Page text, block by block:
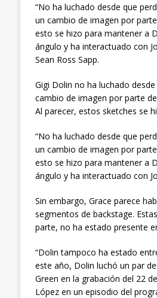
“No ha luchado desde que
un cambio de imagen por
esto se hizo para mantener a
ángulo y ha interactuado con
Sean Ross Sapp.
Gigi Dolin no ha luchado
cambio de imagen por parte
Al parecer, estos sketches se
“No ha luchado desde que
un cambio de imagen por
esto se hizo para mantener a
ángulo y ha interactuado con
Sin embargo, Grace parece
segmentos de backstage.
parte, no ha estado presente
“Dolin tampoco ha estado
este año, Dolin luchó un par
Green en la grabación del 22
López en un episodio del